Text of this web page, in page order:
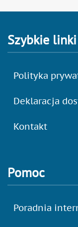
Szybkie linki
Polityka
Deklaracja
Kontakt
Pomoc
Poradnia